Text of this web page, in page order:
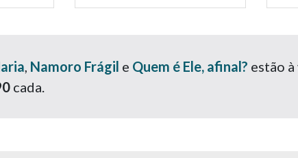
, Namoro Frágil e Quem é Ele, afinal? estão
cada.